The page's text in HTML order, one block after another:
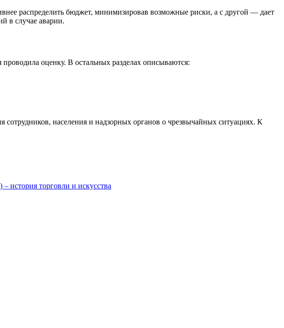
распределить бюджет, минимизировав возможные риски, а с другой — дает
в случае аварии.
оценку. В остальных разделах описываются:
населения и надзорных органов о чрезвычайных ситуациях. К
история торговли и искусства